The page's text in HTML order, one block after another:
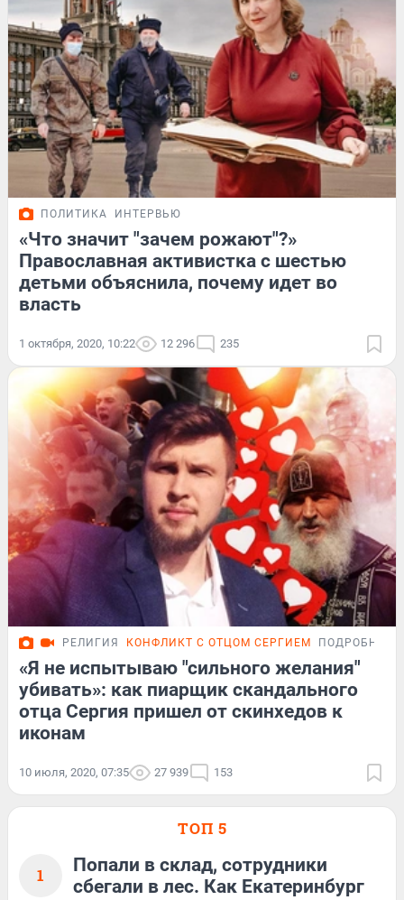
ПОЛИТИКА ИНТЕРВЬЮ
«Что значит "зачем рожают"?»
Православная активистка с шестью
детьми объяснила, почему идет во
власть
1 октября, 2020, 10:22 12 296 235
РЕЛИГИЯ КОНФЛИКТ С ОТЦОМ СЕРГИЕМ
«Я не испытываю "сильного желания"
убивать»: как пиарщик скандального
отца Сергия пришел от скинхедов к
иконам
10 июля, 2020, 07:35 27 939 153
ТОП 5
1
Попали в склад, сотрудники
сбегали в лес. Как Екатеринбург